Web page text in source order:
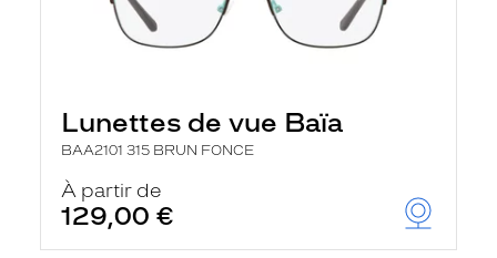
Lunettes de vue Baïa
BAA2101 315 BRUN FONCE
À partir de
129,00 €